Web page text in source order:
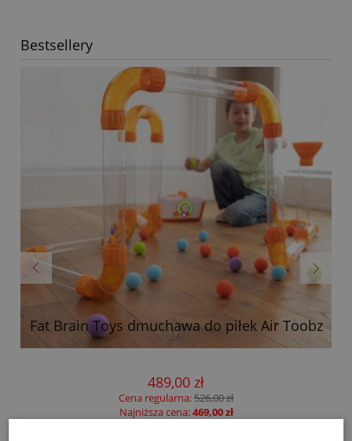
Bestsellery
Fat Brain Toys dmuchawa do piłek Air Toobz
489,00 zł
Cena regularna:526,00 zł
Najniższa cena:469,00 zł